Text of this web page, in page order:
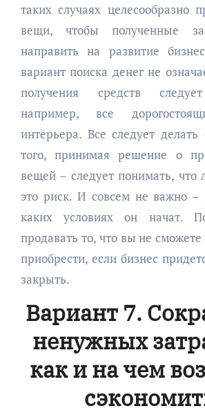
таких случаях целесообразно
вещи, чтобы полученные
направить на развитие
вариант поиска денег не
получения средств
например, все
интерьера. Все следует
того, принимая решение о
вещей – следует понимать, что
это риск. И совсем не важно –
каких условиях он начат.
продавать то, что вы не сможете
приобрести, если бизнес
закрыть.
Вариант 7.
ненужных
как и на чем